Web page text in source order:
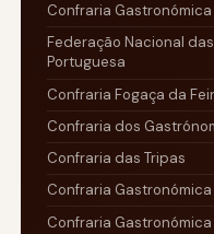
Confraria Gastronómica
Federação Nacional
Portuguesa
Confraria Fogaça da
Confraria dos
Confraria das Tripas
Confraria
Confraria